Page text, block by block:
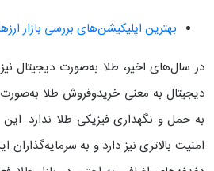
بهترین اپلیکیشن‌های بررسی بازار
در سال‌های اخیر، طلا به‌صورت دیجیتال
دیجیتال به معنی خریدوفروش طلا
به حمل و نگهداری فیزیکی طلا ندارد. این
امنیت بالاتری نیز دارد و به